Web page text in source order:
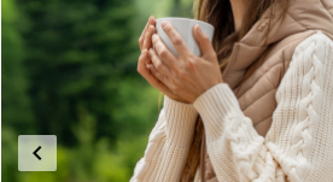
Poprzedni
keyboard_arrow_left